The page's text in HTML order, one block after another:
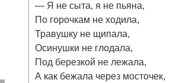
— Я не сыта, я не пьяна,
По горочкам не ходила,
Травушку не щипала,
Осинушки не глодала,
Под березкой не лежала,
А как бежала через мосточек,